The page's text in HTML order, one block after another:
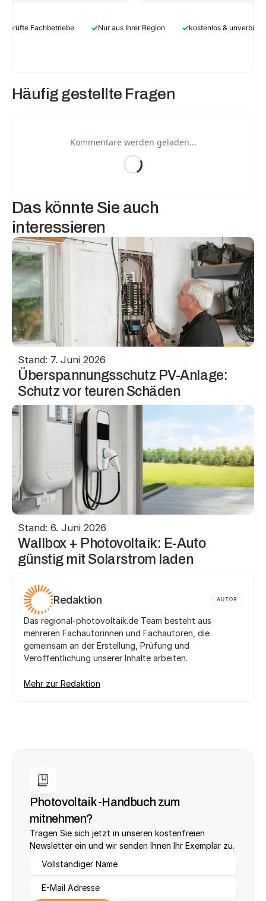
Fachbetriebe ✓Nur aus Ihrer Region ✓kostenlos &
Häufig gestellte Fragen
Kommentare werden geladen...
Das könnte Sie auch
interessieren
Stand: 7. Juni 2026
Überspannungsschutz PV-Anlage:
Schutz vor teuren Schäden
Stand: 6. Juni 2026
Wallbox + Photovoltaik: E-Auto
günstig mit Solarstrom laden
Redaktion AUTOR
Das regional-photovoltaik.de Team besteht aus
mehreren Fachautorinnen und Fachautoren, die
gemeinsam an der Erstellung, Prüfung und
Veröffentlichung unserer Inhalte arbeiten.
Mehr zur Redaktion
Photovoltaik -Handbuch zum
mitnehmen?
Tragen Sie sich jetzt in unseren kostenfreien
Newsletter ein und wir senden Ihnen Ihr Exemplar zu.